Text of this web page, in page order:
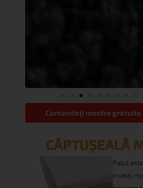
Comandați mostre gratuite
CĂPTUȘEALĂ
Patul
invelis